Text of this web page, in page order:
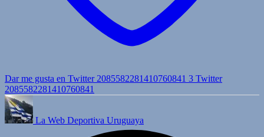
Dar me gusta en Twitter 2085582281410760841 3 Twitter
2085582281410760841
La Web Deportiva Uruguaya